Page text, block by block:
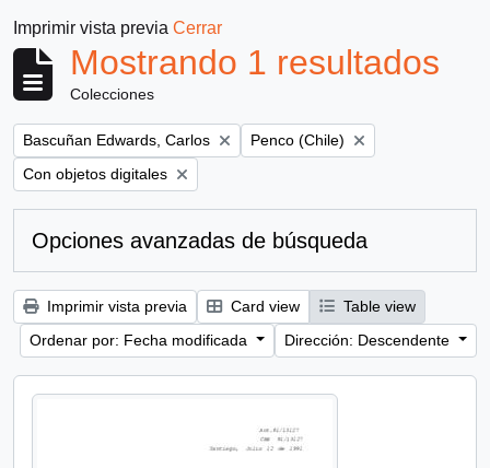
Imprimir vista previa Cerrar
Mostrando 1 resultados
Colecciones
Remove filter:
Bascuñan Edwards, Carlos Remove filter:
Penco (Chile)
Remove filter:
Con objetos digitales
Opciones avanzadas de búsqueda
Imprimir vista previa Card view
Table view
Ordenar por: Fecha modificada
Dirección: Descendente